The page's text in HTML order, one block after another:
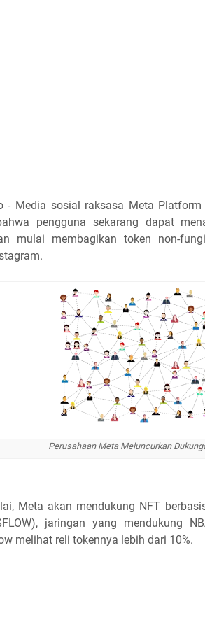
- Media sosial raksasa Meta Platform
pengguna sekarang dapat
mulai membagikan token non-
Perusahaan Meta Meluncurkan
Meta akan mendukung NFT
jaringan yang mendukung
melihat reli tokennya lebih dari 10%.